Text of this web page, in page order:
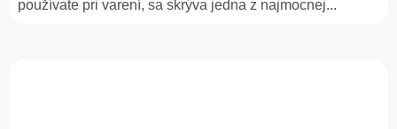
používate pri varení, sa skrýva jedna z najmocnej...